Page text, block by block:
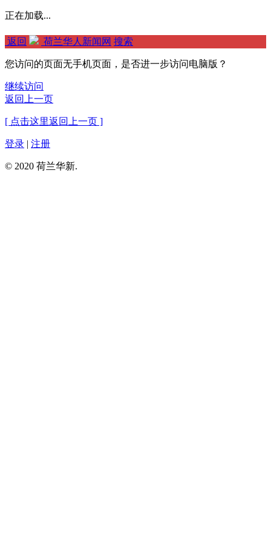
正在加载...
返回 荷兰华人新闻网 搜索
您访问的页面无手机页面，是否进一步访问电脑版？
继续访问
返回上一页
[ 点击这里返回上一页 ]
登录 | 注册
© 2020 荷兰华新.